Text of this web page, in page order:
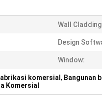
Wall
Design
Window:
komersial , Bangunan
Komersial